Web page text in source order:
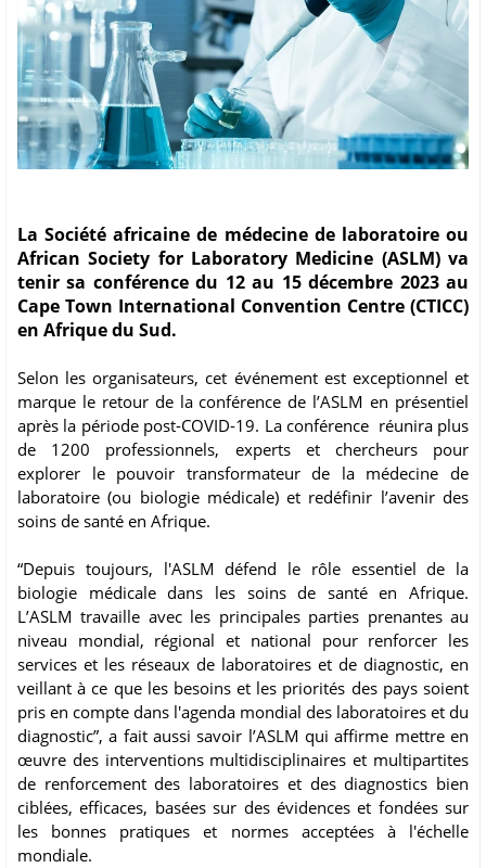
La Société africaine de médecine de laboratoire ou
African Society for Laboratory Medicine (ASLM) va
tenir sa conférence du 12 au 15 décembre 2023 au
Cape Town International Convention Centre (CTICC)
en Afrique du Sud.
Selon les organisateurs, cet événement est exceptionnel et
marque le retour de la conférence de l’ASLM en présentiel
après la période post-COVID-19. La conférence réunira plus
de 1200 professionnels, experts et chercheurs pour
explorer le pouvoir transformateur de la médecine de
laboratoire (ou biologie médicale) et redéfinir l’avenir des
soins de santé en Afrique.
“Depuis toujours, l'ASLM défend le rôle essentiel de la
biologie médicale dans les soins de santé en Afrique.
L’ASLM travaille avec les principales parties prenantes au
niveau mondial, régional et national pour renforcer les
services et les réseaux de laboratoires et de diagnostic, en
veillant à ce que les besoins et les priorités des pays soient
pris en compte dans l'agenda mondial des laboratoires et du
diagnostic”, a fait aussi savoir l’ASLM qui affirme mettre en
œuvre des interventions multidisciplinaires et multipartites
de renforcement des laboratoires et des diagnostics bien
ciblées, efficaces, basées sur des évidences et fondées sur
les bonnes pratiques et normes acceptées à l'échelle
mondiale.